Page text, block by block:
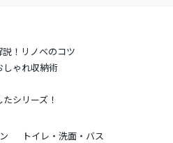
！リノベのコツ
しゃれ収納術
シリーズ！
トイレ・洗面・バス